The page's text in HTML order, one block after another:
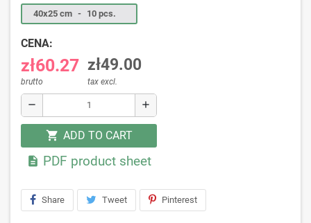
40x25 cm - 10 pcs.
CENA:
zł60.27
brutto
zł49.00
tax excl.
remove add
shopping_cart ADD TO CART
 PDF product sheet
Share Tweet Pinterest